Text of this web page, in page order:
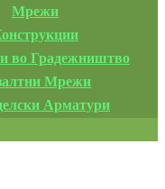
Мрежи
во Градежништво
Мрежи
Арматури